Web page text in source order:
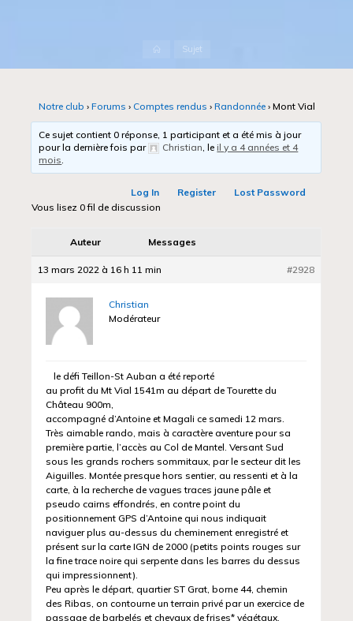
AccueilSujet
Notre club › Forums › Comptes rendus › Randonnée › Mont Vial
Ce sujet contient 0 réponse, 1 participant et a été mis à jour
pour la dernière fois par
Christian, leil y a 4 années et 4
mois.
Log In Register
Lost Password
Vous lisez 0 fil de discussion
Auteur Messages
13 mars 2022 à 16 h 11 min #2928
Christian
Modérateur
le défi Teillon-St Auban a été reporté
au profit du Mt Vial 1541m au départ de Tourette du
Château 900m,
accompagné d’Antoine et Magali ce samedi 12 mars.
Très aimable rando, mais à caractère aventure pour sa
première partie, l’accès au Col de Mantel. Versant Sud
sous les grands rochers sommitaux, par le secteur dit les
Aiguilles. Montée presque hors sentier, au ressenti et à la
carte, à la recherche de vagues traces jaune pâle et
pseudo cairns effondrés, en contre point du
positionnement GPS d’Antoine qui nous indiquait
naviguer plus au-dessus du cheminement enregistré et
présent sur la carte IGN de 2000 (petits points rouges sur
la fine trace noire qui serpente dans les barres du dessus
qui impressionnent).
Peu après le départ, quartier ST Grat, borne 44, chemin
des Ribas, on contourne un terrain privé par un exercice de
passage de barbelés et chevaux de frises* végétaux.